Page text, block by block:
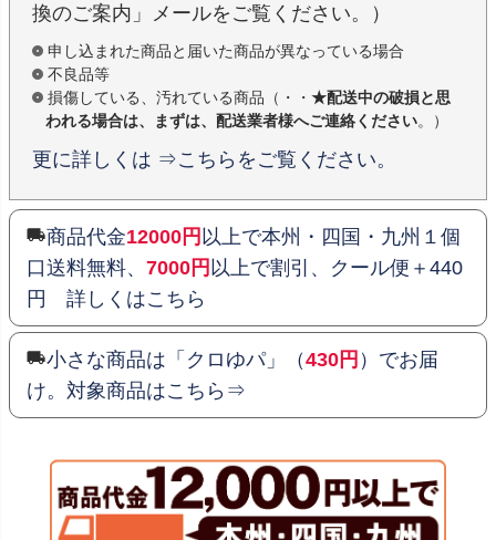
換のご案内」メールをご覧ください。）
申し込まれた商品と届いた商品が異なっている場合
不良品等
損傷している、汚れている商品（・・ ★配送中の破損と思
われる場合は、まずは、配送業者様へご連絡ください。）
更に詳しくは ⇒こちらをご覧ください。
商品代金12000円 以上で本州・四国・九州１個
口送料無料、 7000円 以上で割引、クール便＋440
円 詳しくはこちら
小さな商品は「クロゆパ」（430円 ）でお届
け。対象商品はこちら⇒